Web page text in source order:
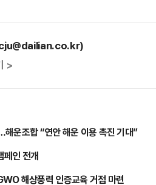
>
운조합 “연안 해운 이용 촉진 기대”
페인 전개
해상풍력 인증교육 거점 마련